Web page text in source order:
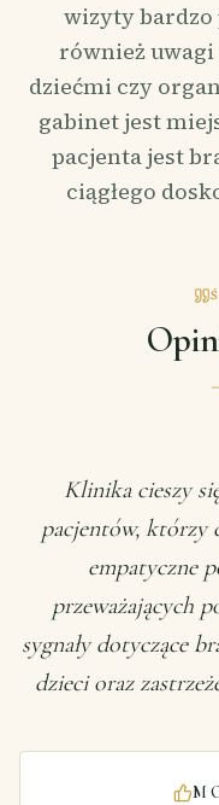
wizyty bardzo
również
dziećmi czy
gabinet jest
pacjenta jest
ciągłego
Klinika cieszy
pacjentów, którzy
empatyczne
przeważających
sygnały dotyczące
dzieci oraz